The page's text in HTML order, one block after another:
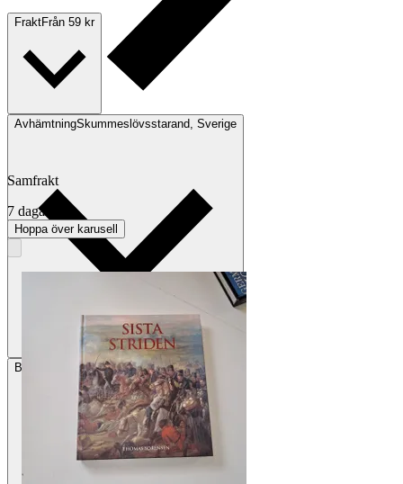
FraktFrån 59 kr
AvhämtningSkummeslövsstarand, Sverige
Betalning Via Tradera
Samfrakt
7 dagar
Hoppa över karusell